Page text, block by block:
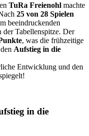
TuRa Freienohl machte
25 von 28 Spielen
beeindruckenden
der Tabellenspitze. Der
, was die frühzeitige
Aufstieg in die
Entwicklung und den
in die